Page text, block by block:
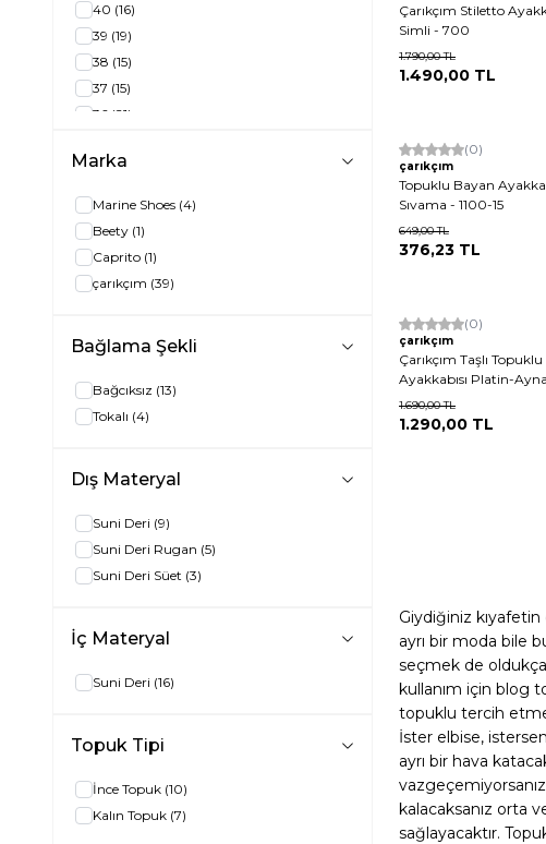
Vizon-Saten
35(1)
36(2)
37(2)
38(1)
40
40 (16)
39 (19)
38 (15)
37 (15)
36 (21)
Marka
Marine Shoes (4)
Beety (1)
Caprito (1)
çarıkçım (39)
Bağlama Şekli
Bağcıksız (13)
Tokalı (4)
Dış Materyal
Suni Deri (9)
Suni Deri Rugan (5)
Suni Deri Süet (3)
İç Materyal
Suni Deri (16)
Topuk Tipi
İnce Topuk (10)
Kalın Topuk (7)
Çarıkçım Stiletto
Simli - 700
1.790,00TL
1.490,00 TL
Yeni (0)
çarıkçım
Topuklu Bayan
Sıvama - 1100-15
649,00TL
376,23 TL
(0)
çarıkçım
Çarıkçım Taşlı Topuklu
Ayakkabısı Platin-
1.690,00TL
1.290,00 TL
Giydiğiniz
ayrı bir moda bile
seçmek de
kullanım için blog
topuklu tercih
İster elbise,
ayrı bir hava
kalacaksanız orta
sağlayacaktır.